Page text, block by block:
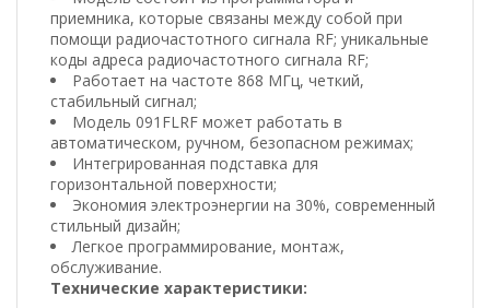
приемника, которые связаны между собой при
помощи радиочастотного сигнала RF; уникальные
коды адреса радиочастотного сигнала RF;
Работает на частоте 868 МГц, четкий,
стабильный сигнал;
Модель 091FLRF может работать в
автоматическом, ручном, безопасном режимах;
Интегрированная подставка для
горизонтальной поверхности;
Экономия электроэнергии на 30%, современный
стильный дизайн;
Легкое программирование, монтаж,
обслуживание.
Технические характеристики: